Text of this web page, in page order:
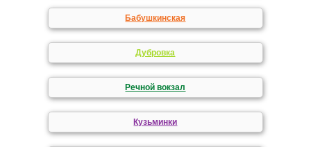
Бабушкинская
Дубровка
Речной вокзал
Кузьминки